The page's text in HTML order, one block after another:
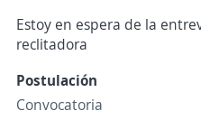
Estoy en espera de la
reclitadora
Postulación
Convocatoria